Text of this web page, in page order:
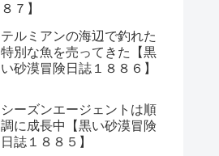
８７】
テルミアンの海辺で釣れた
特別な魚を売ってきた【黒
い砂漠冒険日誌１８８６】
シーズンエージェントは順
調に成長中【黒い砂漠冒険
日誌１８８５】